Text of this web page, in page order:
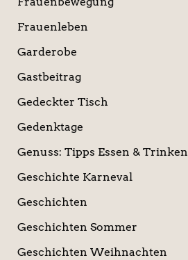
Frauenleben
Garderobe
Gastbeitrag
Gedeckter Tisch
Gedenktage
Genuss: Tipps Essen & Trinken
Geschichte Karneval
Geschichten
Geschichten Sommer
Geschichten Weihnachten